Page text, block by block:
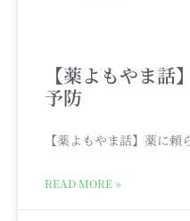
【薬よもやま話
予防
【薬よもやま話】薬に頼
READ MORE »